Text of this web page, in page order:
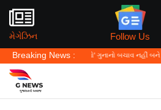
મેગેઝિન Follow Us
Breaking News :
લો' ગુનાનો બચાવ નહીં બને ડિજિટલ